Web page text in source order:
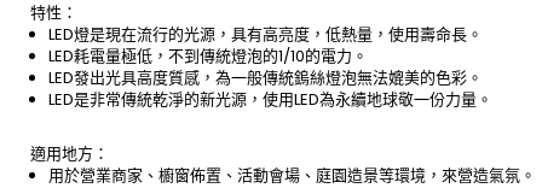
特性：
LED燈是現在流行的光源，具有高亮度，低熱量，使用壽命長。
LED耗電量極低，不到傳統燈泡的1/10的電力。
LED發出光具高度質感，為一般傳統鎢絲燈泡無法媲美的色彩。
LED是非常傳統乾淨的新光源，使用LED為永續地球敬一份力量。
適用地方：
用於營業商家、櫥窗佈置、活動會場、庭園造景等環境，來營造氣氛。